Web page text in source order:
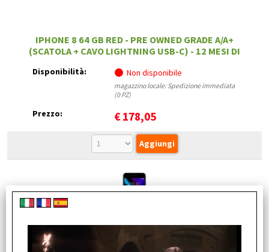
IPHONE 8 64 GB RED - PRE OWNED GRADE A/A+
(SCATOLA + CAVO LIGHTNING USB-C) - 12 MESI DI
Disponibilità: Non disponibile
magazzino locale: Spedizione immediata
(0 PZ)
Prezzo: €178,05